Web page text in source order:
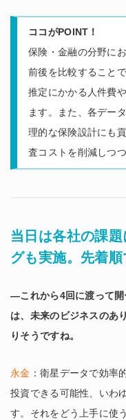
ココがPOINT！
保険・金融の分野に
前後を比較すること
推定にかかる人件費
ます。また、各デー
理的な保険設計にも
査コストを削減しつ
当日は各社の課
グも実施。先着順
―これから4回に渡って開
は、未来のビジネスのあ
りそうですね。
永金 ：衛星データで効率
投資できる可能性、いわ
す。それをどう上手に使